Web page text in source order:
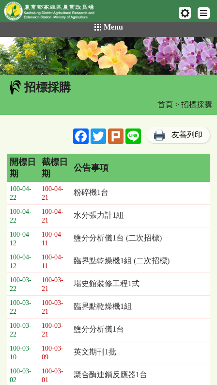
網頁置頂
到
主
要
內
容
區
Menu
::: 招標採購
首頁 > 招標採購
FacebookTwitterPlurk Line 友善列印
招
標
採
購
列
表，
欄
位
依
序
為：
開
標
日
期、
截
標
日
期、
公
開標日
期
截標日
期
公告事項
100-04-
22
100-04-
21
粉碎機1台
100-04-
22
100-04-
21
水分張力計1組
100-04-
12
100-04-
11
鹽分分析儀1台 (二次招標)
100-04-
12
100-04-
11
臨界點乾燥機1組 (二次招標)
100-03-
22
100-03-
21
場史館裝修工程1式
100-03-
22
100-03-
21
臨界點乾燥機1組
100-03-
22
100-03-
21
鹽分分析儀1台
100-03-
10
100-03-
09
英文期刊1批
100-03-
02
100-03-
01
聚合酶連鎖反應器1台